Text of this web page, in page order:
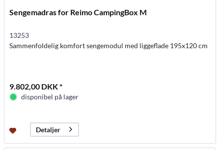
Sengemadras for Reimo CampingBox M
13253
Sammenfoldelig komfort sengemodul med liggeflade 195x120 cm
9.802,00 DKK *
disponibel på lager
Detaljer